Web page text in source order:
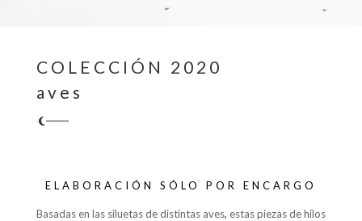
COLECCIÓN 2020
aves
ELABORACIÓN SÓLO POR ENCARGO
Basadas en las siluetas de distintas aves, estas piezas de hilos